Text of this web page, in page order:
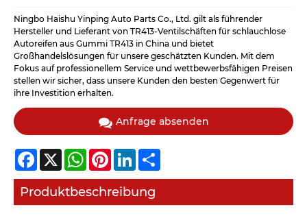
Ningbo Haishu Yinping Auto Parts Co., Ltd. gilt als führender
Hersteller und Lieferant von TR413-Ventilschäften für schlauchlose
Autoreifen aus Gummi TR413 in China und bietet
Großhandelslösungen für unsere geschätzten Kunden. Mit dem
Fokus auf professionellem Service und wettbewerbsfähigen Preisen
stellen wir sicher, dass unsere Kunden den besten Gegenwert für
ihre Investition erhalten.
Anfrage absenden
Facebook
X WhatsAppPinterestLinkedIn
Produktbeschreibung